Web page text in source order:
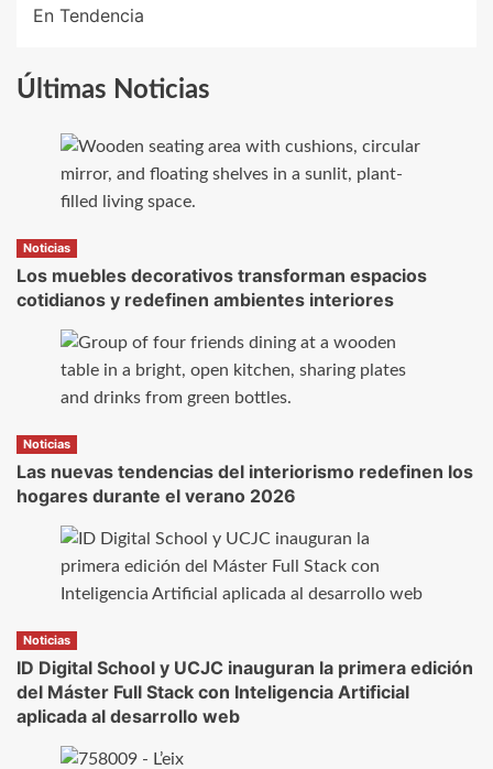
En Tendencia
Últimas Noticias
Noticias
Los muebles decorativos transforman espacios
cotidianos y redefinen ambientes interiores
Noticias
Las nuevas tendencias del interiorismo redefinen los
hogares durante el verano 2026
Noticias
ID Digital School y UCJC inauguran la primera edición
del Máster Full Stack con Inteligencia Artificial
aplicada al desarrollo web